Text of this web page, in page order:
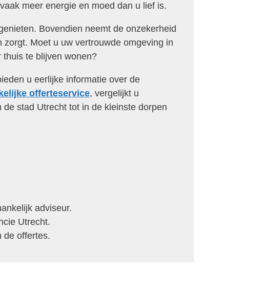
meer energie en moed dan u lief is.
Bovendien neemt de onzekerheid
Moet u uw vertrouwde omgeving in
te blijven wonen?
u eerlijke informatie over de
offerteservice, vergelijkt u
stad Utrecht tot in de kleinste dorpen
adviseur.
Utrecht.
de offertes.